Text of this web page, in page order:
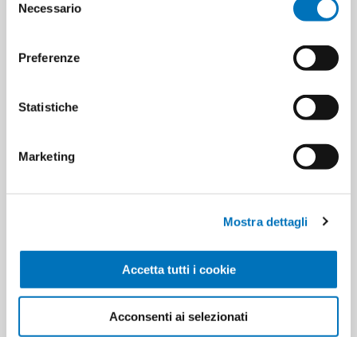
delNecessario
Preferenze
Statistiche
Marketing
Mostra dettagli
Accetta tutti i cookie
Acconsenti ai selezionati
HANNO ACQUISTATO ANCHE